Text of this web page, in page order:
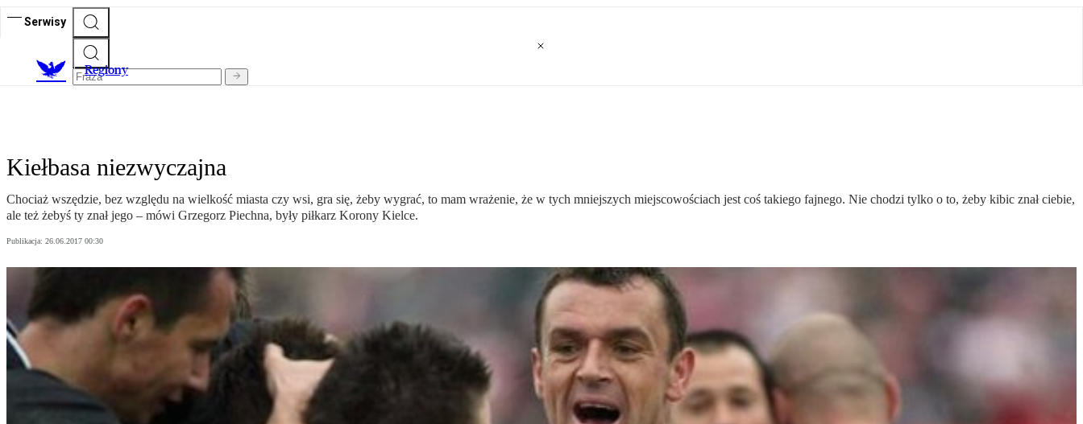
Serwisy
Regiony
Kiełbasa niezwyczajna
Chociaż wszędzie, bez względu na wielkość miasta czy wsi, gra się, żeby wygrać, to mam wrażenie, że w tych mniejszych miejscowościach jest coś takiego fajnego. Nie chodzi tylko o to, żeby kibic znał ciebie,
ale też żebyś ty znał jego – mówi Grzegorz Piechna, były piłkarz Korony Kielce.
Publikacja: 26.06.2017 00:30